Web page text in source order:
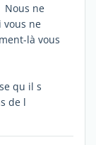
Nous ne
vous ne
là vous
qu il s
de l